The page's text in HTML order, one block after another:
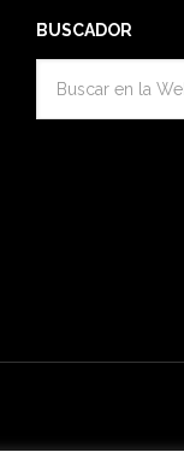
BUSCADOR